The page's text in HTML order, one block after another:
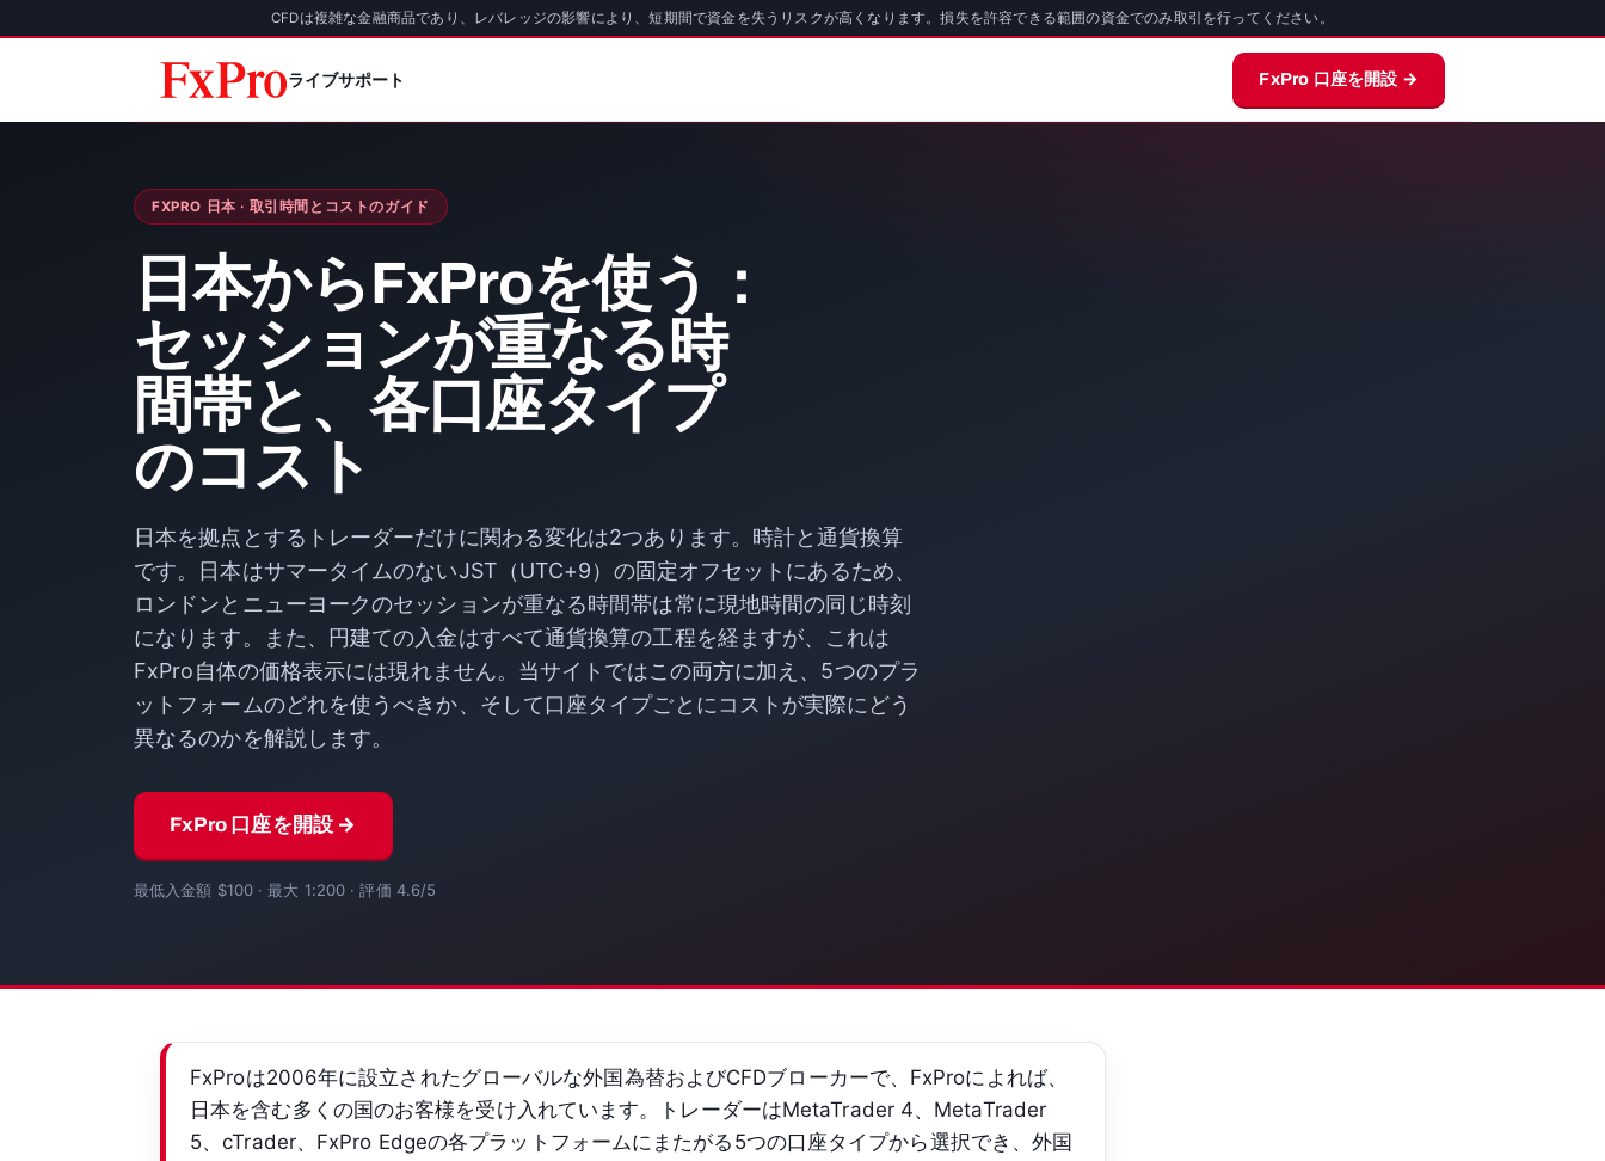
CFDは複雑な金融商品であり、レバレッジの影響により、短期間で資金を失うリスクが高くなります。損失を許容できる範囲の資金でのみ取引を行ってください。
ライブサポート FxPro 口座を開設 →
FXPRO 日本 · 取引時間とコストのガイド
日本からFxProを使う：
セッションが重なる時
間帯と、各口座タイプ
のコスト
日本を拠点とするトレーダーだけに関わる変化は2つあります。時計と通貨換算
です。日本はサマータイムのないJST（UTC+9）の固定オフセットにあるため、
ロンドンとニューヨークのセッションが重なる時間帯は常に現地時間の同じ時刻
になります。また、円建ての入金はすべて通貨換算の工程を経ますが、これは
FxPro自体の価格表示には現れません。当サイトではこの両方に加え、5つのプラ
ットフォームのどれを使うべきか、そして口座タイプごとにコストが実際にどう
異なるのかを解説します。
FxPro 口座を開設 →
最低入金額 $100 · 最大 1:200 · 評価 4.6/5
FxProは2006年に設立されたグローバルな外国為替およびCFDブローカーで、FxProによれば、
日本を含む多くの国のお客様を受け入れています。トレーダーはMetaTrader 4、MetaTrader
5、cTrader、FxPro Edgeの各プラットフォームにまたがる5つの口座タイプから選択でき、外国